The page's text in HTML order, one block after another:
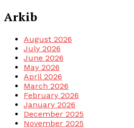
Arkib
August 2026
July 2026
June 2026
May 2026
April 2026
March 2026
February 2026
January 2026
December 2025
November 2025